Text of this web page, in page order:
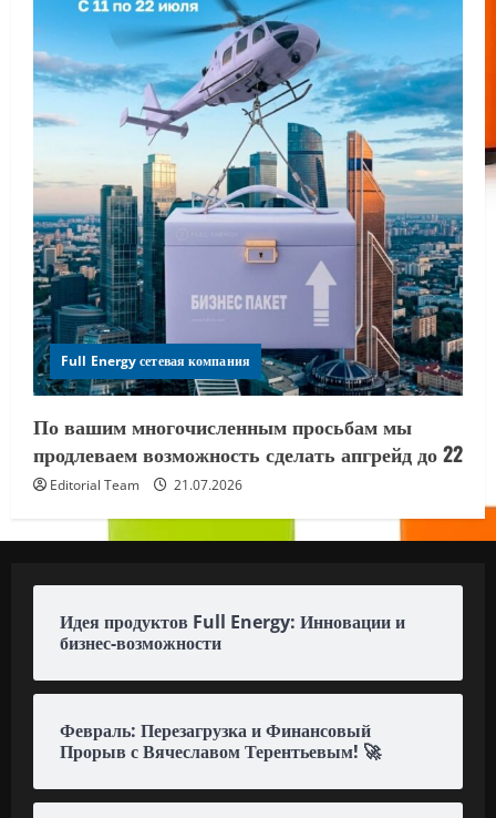
Full Energy сетевая компания
По вашим многочисленным просьбам мы
продлеваем возможность сделать апгрейд до 22
Editorial Team 21.07.2026
Идея продуктов Full Energy: Инновации и
бизнес-возможности
Февраль: Перезагрузка и Финансовый
Прорыв с Вячеславом Терентьевым! 🚀